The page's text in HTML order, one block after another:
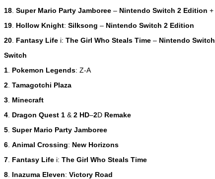
18 Super Mario Party Jamboree – Nintendo Switch 2 Edition +
19 Hollow Knight: Silksong – Nintendo Switch 2 Edition
20 Fantasy Life i: The Girl Who Steals Time – Nintendo Switch
Switch
1 Pokemon Legends: Z-A
2 Tamagotchi Plaza
3 Minecraft
4 Dragon Quest 1 & 2 HD–2D Remake
5 Super Mario Party Jamboree
6 Animal Crossing: New Horizons
7 Fantasy Life i: The Girl Who Steals Time
8 Inazuma Eleven: Victory Road